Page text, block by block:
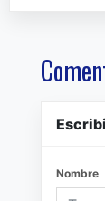
Nombre